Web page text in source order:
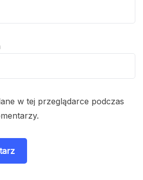
w tej przeglądarce podczas